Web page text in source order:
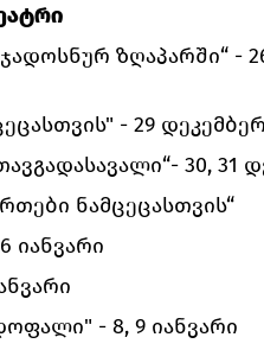
ზღაპარში“ -
- 29
30, 31
ნამცეცასთვის“
იანვარი
- 8, 9 იანვარი